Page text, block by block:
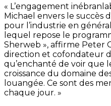
« L’engagement
Michael envers le succès
pour l’industrie en
lequel repose le
Sherweb », affirme Peter
direction et cofondateur
qu’enchanté de voir que
croissance du domaine
louangée. Ce sont des
chaque jour. »